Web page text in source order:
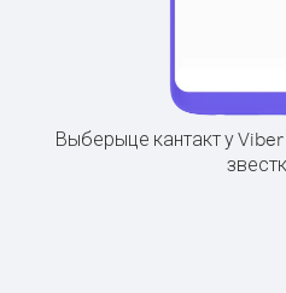
Выберыце кантакт у Viber